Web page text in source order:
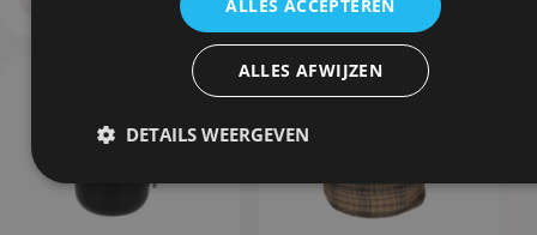
ALLES ACCEPTEREN
ALLES AFWIJZEN
DETAILS WEERGEVEN